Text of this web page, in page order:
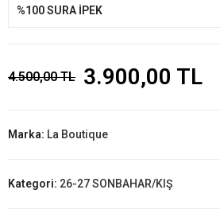
%100 SURA İPEK
4.500,00 TL 3.900,00 TL
Marka: La Boutique
Kategori: 26-27 SONBAHAR/KIŞ